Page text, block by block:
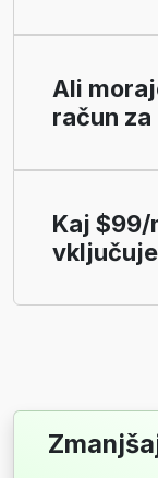
Ali
račun
Kaj $99/